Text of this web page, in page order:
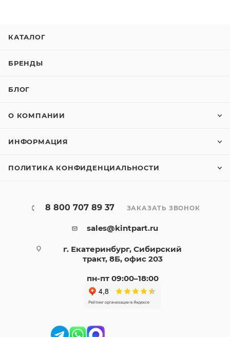
КАТАЛОГ
БРЕНДЫ
БЛОГ
О КОМПАНИИ
ИНФОРМАЦИЯ
ПОЛИТИКА КОНФИДЕНЦИАЛЬНОСТИ
8 800 707 89 37 ЗАКАЗАТЬ ЗВОНОК
sales@kintpart.ru
г. Екатеринбург, Сибирский
тракт, 8Б, офис 203
пн-пт 09:00–18:00